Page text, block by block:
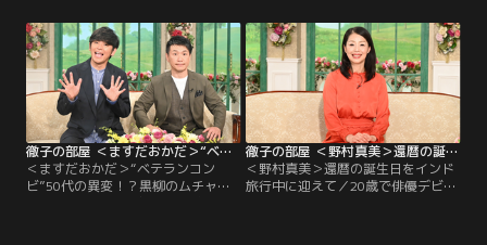
ステージに立っていた。ファンの前
で歌うたびに思うのは3年前に75歳
で逝った盟友の西郷輝彦さんのこ
と。西郷さんは子育ての悩みや、歌
えない悔しさを打ち明けてくれた。
富美子さん96歳。今日は娘の京子さ
んと共に「徹子の部屋」に。富美子
さんは16歳の時、長崎の原爆で両親
と3人の弟を失った。
徹子の部屋 ＜ますだおかだ＞“ベテランコンビ”50代の異変！？黒柳のムチャぶりに…（2025/08/14放送分）
＜ますだおかだ＞“ベテランコン
ビ”50代の異変！？黒柳のムチャぶ
徹子の部屋 ＜野村真美＞還暦の誕生日をインド旅行中に迎えて（2025/08/13放送分）
＜野村真美＞還暦の誕生日をインド
旅行中に迎えて／20歳で俳優デビュ